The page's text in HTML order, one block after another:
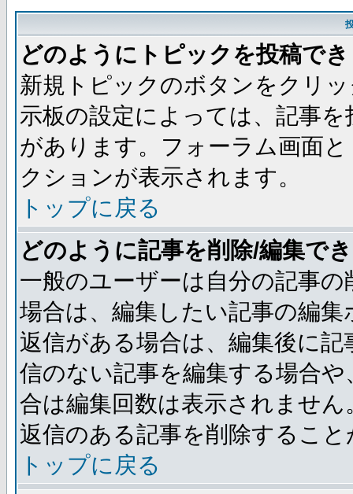
どのようにトピックを投稿で
新規トピックのボタンをクリ
示板の設定によっては、記事
があります。フォーラム画面
クションが表示されます。
トップに戻る
どのように記事を削除/編集で
一般のユーザーは自分の記事
場合は、編集したい記事の編
返信がある場合は、編集後に
信のない記事を編集する場合
合は編集回数は表示されませ
返信のある記事を削除するこ
トップに戻る